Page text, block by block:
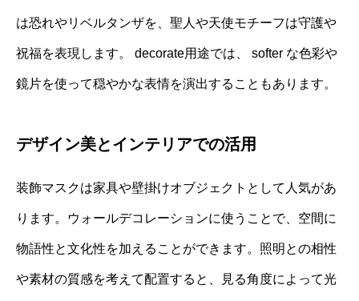
は恐れやリベルタンザを、聖人や天使モチーフは守護や
祝福を表現します。 decorate用途では、 softer な色彩や
鏡片を使って穏やかな表情を演出することもあります。
デザイン美とインテリアでの活用
装飾マスクは家具や壁掛けオブジェクトとして人気があ
ります。ウォールデコレーションに使うことで、空間に
物語性と文化性を加えることができます。照明との相性
や素材の質感を考えて配置すると、見る角度によって光